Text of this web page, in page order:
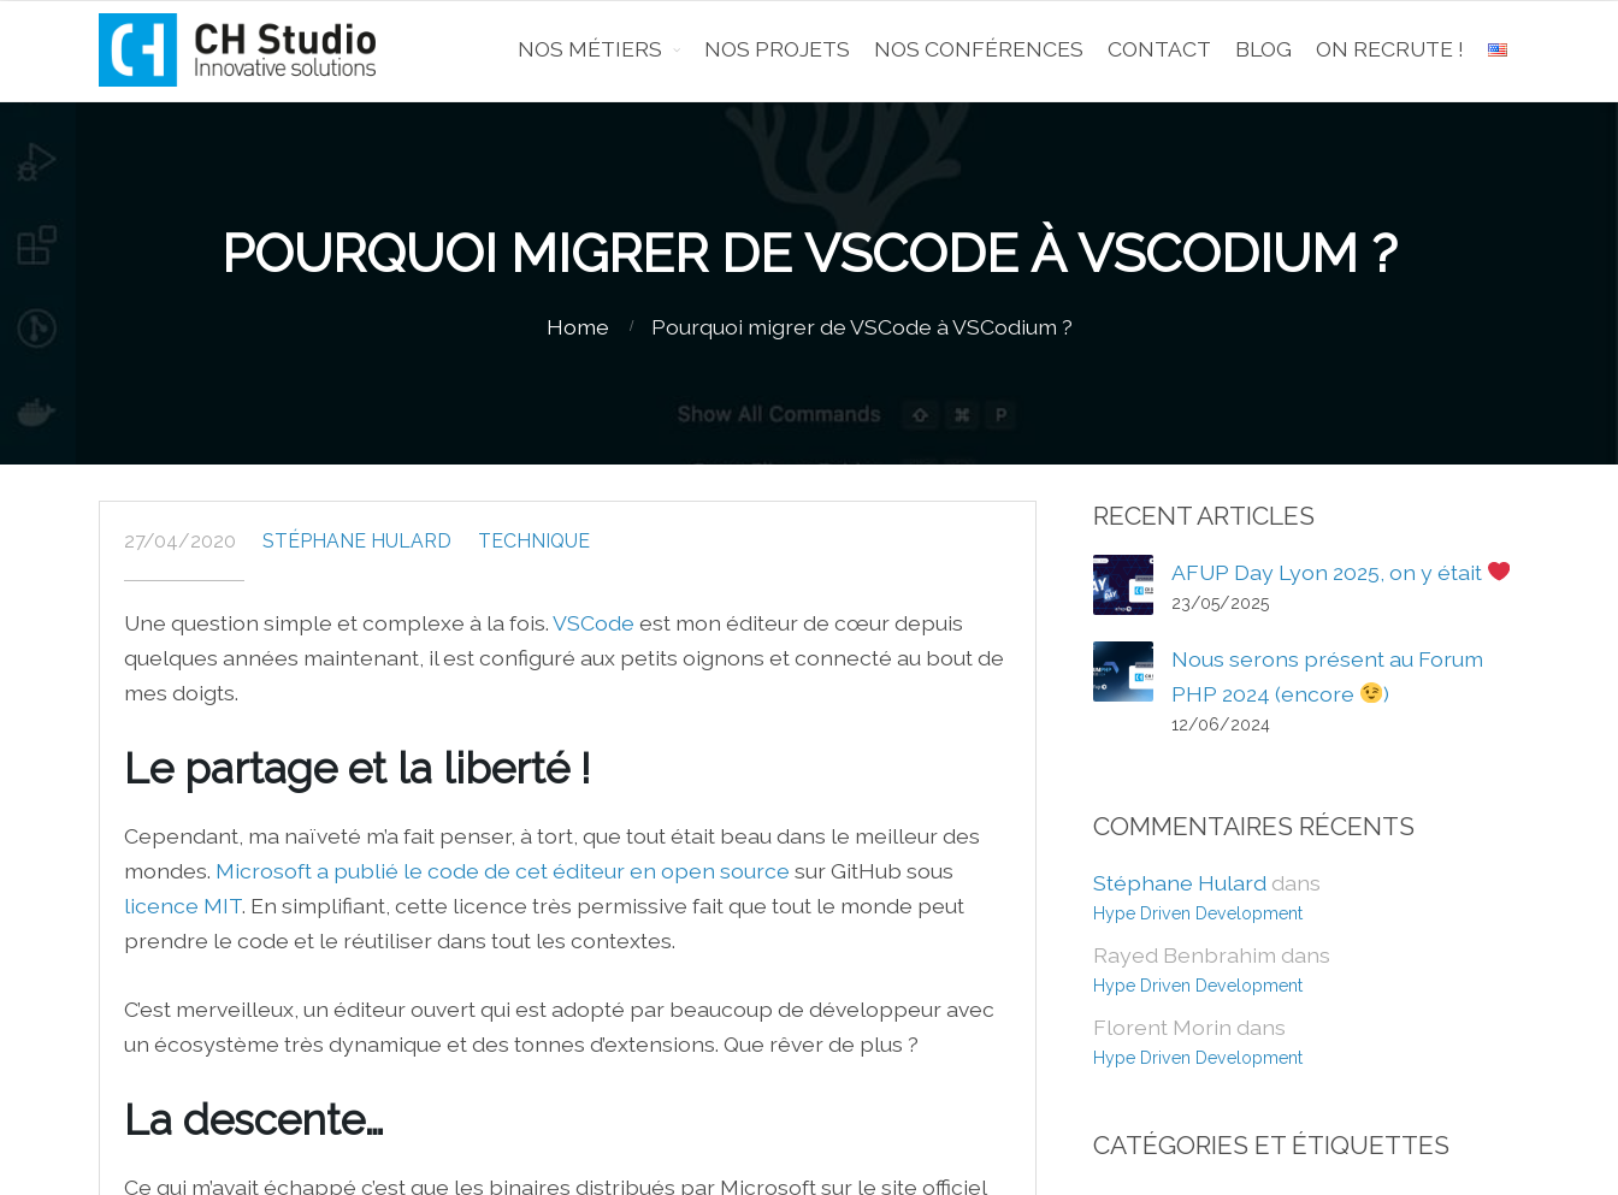
NOS MÉTIERS NOS PROJETS NOS CONFÉRENCES CONTACT BLOG ON RECRUTE !
POURQUOI MIGRER DE VSCODE À VSCODIUM ?
Home Pourquoi migrer de VSCode à VSCodium ?
27/04/2020 STÉPHANE HULARD TECHNIQUE
Une question simple et complexe à la fois.VSCode est mon éditeur de cœur depuis
quelques années maintenant, il est configuré aux petits oignons et connecté au bout de
mes doigts.
Le partage et la liberté !
Cependant, ma naïveté m’a fait penser, à tort, que tout était beau dans le meilleur des
mondes. Microsoft a publié le code de cet éditeur en open source sur GitHub sous
licence MIT. En simplifiant, cette licence très permissive fait que tout le monde peut
prendre le code et le réutiliser dans tout les contextes.
C’est merveilleux, un éditeur ouvert qui est adopté par beaucoup de développeur avec
un écosystème très dynamique et des tonnes d’extensions. Que rêver de plus ?
La descente…
Ce qui m’avait échappé c’est que les binaires distribués par Microsoft sur le site officiel
RECENT ARTICLES
AFUP Day Lyon 2025, on y était
23/05/2025
Nous serons présent au Forum
PHP 2024 (encore
)
12/06/2024
COMMENTAIRES RÉCENTS
Stéphane Hulard dans
Hype Driven Development
Rayed Benbrahim dans
Hype Driven Development
Florent Morin dans
Hype Driven Development
CATÉGORIES ET ÉTIQUETTES